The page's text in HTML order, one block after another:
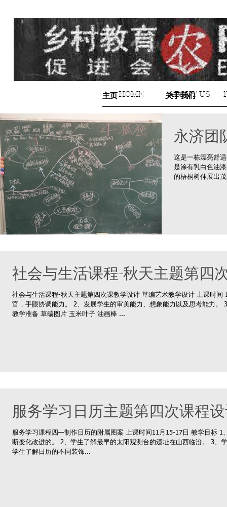
主页 关于我们
HOME ABOUT US
永济团
这是一栋漂亮舒
是涂有乳白色油
的梧桐树伸展出
社会与生活课程-秋天主题第四
社会与生活课程-秋天主题第四次课教学设计 草编艺术教学设计 上课时间
官，手眼协调能力。 2、发展学生的审美能力、想象能力以及思考能力。
教学准备 草编图片 玉米叶子 油画棒 ...
服务学习日历主题第四次课程
服务学习课程四—制作日历的附属图案 上课时间11月15-17日 教学目标 1
断变化改进的。 2、学生了解最早的太阳观测台的遗址在山西临汾。 3、
学生了解日历的不同装饰...